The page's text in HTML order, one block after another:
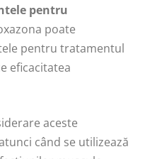
pentru
poate
pentru tratamentul
eficacitatea
aceste
când se utilizează